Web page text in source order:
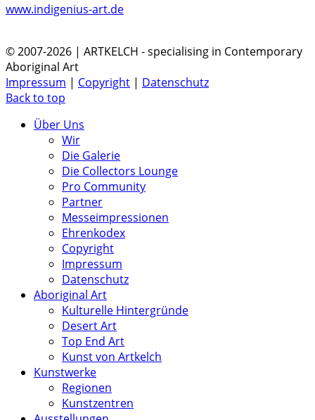
www.indigenius-art.de
© 2007-2026 | ARTKELCH - specialising in Contemporary
Aboriginal Art
Impressum | Copyright | Datenschutz
Back to top
Über Uns
Wir
Die Galerie
Die Collectors Lounge
Pro Community
Partner
Messeimpressionen
Ehrenkodex
Copyright
Impressum
Datenschutz
Aboriginal Art
Kulturelle Hintergründe
Desert Art
Top End Art
Kunst von Artkelch
Kunstwerke
Regionen
Kunstzentren